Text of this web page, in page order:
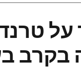
על
בקרב